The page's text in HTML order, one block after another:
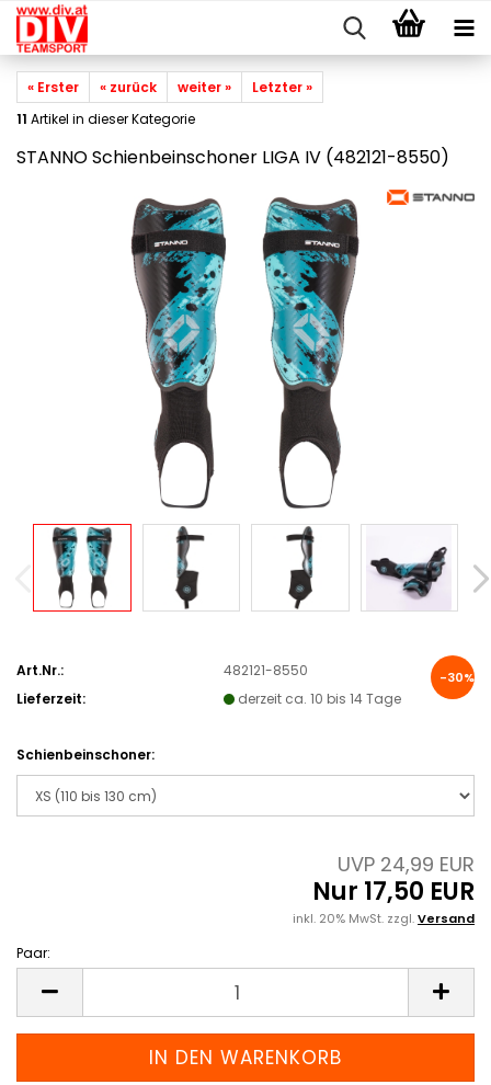
« Erster « zurück weiter »
Letzter »
11 Artikel in dieser Kategorie
STANNO Schienbeinschoner LIGA IV (482121-8550)
-30%
Art.Nr.:
482121-8550
Lieferzeit:
derzeit ca. 10 bis 14 Tage
Schienbeinschoner:
UVP 24,99 EUR
Nur 17,50 EUR
inkl. 20% MwSt. zzgl.Versand
Paar: